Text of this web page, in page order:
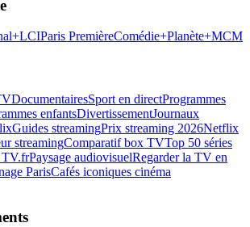
LCIParis PremièreComédie+Planète+MCM
DocumentairesSport en directProgrammes
enfantsDivertissementJournaux
Guides streamingPrix streaming 2026Netflix
streamingComparatif box TVTop 50 séries
TV.frPaysage audiovisuelRegarder la TV en
ParisCafés iconiques cinéma